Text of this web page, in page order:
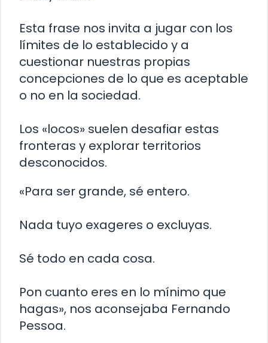
Esta frase nos invita a jugar con los
límites de lo establecido y a
cuestionar nuestras propias
concepciones de lo que es aceptable
o no en la sociedad.
Los «locos» suelen desafiar estas
fronteras y explorar territorios
desconocidos.
«Para ser grande, sé entero.
Nada tuyo exageres o excluyas.
Sé todo en cada cosa.
Pon cuanto eres en lo mínimo que
hagas», nos aconsejaba Fernando
Pessoa.